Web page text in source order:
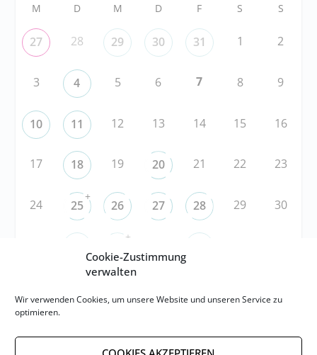
Cookie-Zustimmung
verwalten
Wir verwenden Cookies, um unsere Website und unseren Service zu
optimieren.
M D M D F S S
27 28 29 30 31 1 2
3 4 5 6 7 8 9
10 11 12 13 14 15 16
17 18 19 20 21 22 23
24 25
+
26 27 28 29 30
+
RSS
RSS-FEED abonnieren